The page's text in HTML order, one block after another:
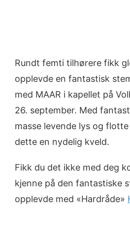
Rundt femti tilhørere fikk
opplevde en fantastisk
med MAAR i kapellet på
26. september. Med
masse levende lys og
dette en nydelig kveld.
Fikk du det ikke med deg
kjenne på den fantastiske
opplevde med «Hardråde»